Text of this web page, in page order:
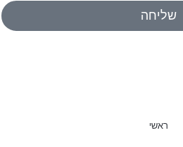
שליחה
ראשי